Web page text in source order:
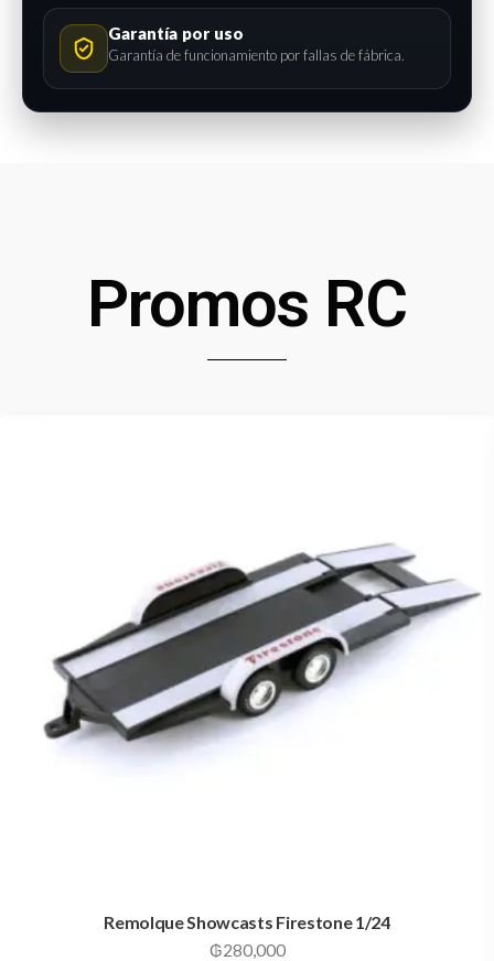
Garantía por uso
Garantía de funcionamiento por fallas de fábrica.
Promos RC
Remolque Showcasts Firestone 1/24
₲280,000